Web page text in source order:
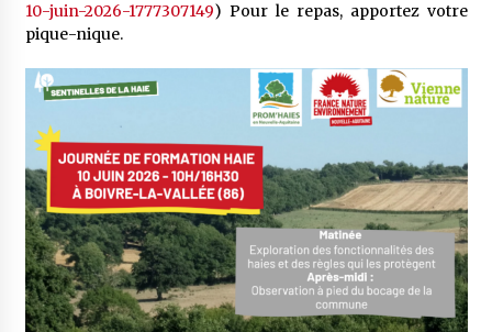
10-juin-2026-1777307149) Pour le repas, apportez votre
pique-nique.